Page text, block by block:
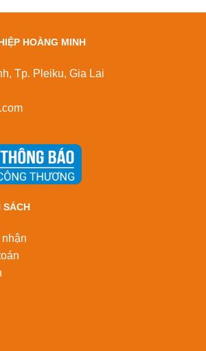
HOÀNG MINH
Tp. Pleiku, Gia Lai
SÁCH